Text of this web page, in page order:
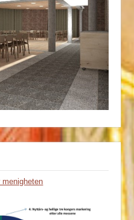
menigheten